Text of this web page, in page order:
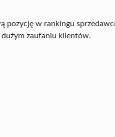
pozycję w rankingu
zaufaniu klientów.